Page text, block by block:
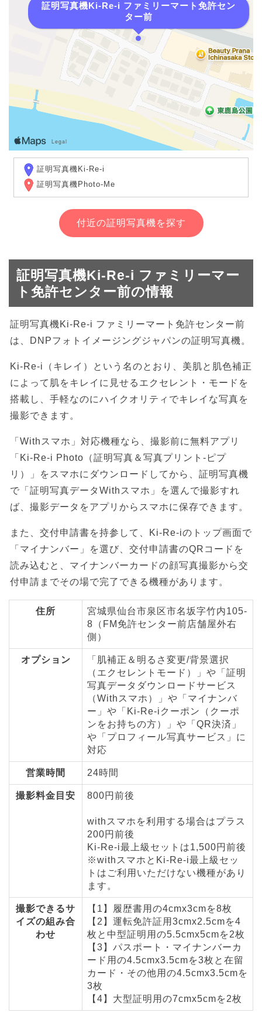
証明写真機Ki-Re-i ファミリーマート免許セン
ター前
証明写真機Ki-Re-i
証明写真機Photo-Me
付近の証明写真機を探す
証明写真機Ki-Re-i ファミリーマー
ト免許センター前の情報
証明写真機Ki-Re-i ファミリーマート免許センター前
は、DNPフォトイメージングジャパンの証明写真機。
Ki-Re-i（キレイ）という名のとおり、美肌と肌色補正
によって肌をキレイに見せるエクセレント・モードを
搭載し、手軽なのにハイクオリティでキレイな写真を
撮影できます。
「Withスマホ」対応機種なら、撮影前に無料アプリ
「Ki-Re-i Photo（証明写真＆写真プリント-ピプ
リ）」をスマホにダウンロードしてから、証明写真機
で「証明写真データWithスマホ」を選んで撮影すれ
ば、撮影データをアプリからスマホに保存できます。
また、交付申請書を持参して、Ki-Re-iのトップ画面で
「マイナンバー」を選び、交付申請書のQRコードを
読み込むと、マイナンバーカードの顔写真撮影から交
付申請までその場で完了できる機種があります。
住所
宮城県仙台市泉区市名坂字竹内105-
8（FM免許センター前店舗屋外右
側）
オプション
「肌補正＆明るさ変更/背景選択
（エクセレントモード）」や「証明
写真データダウンロードサービス
（Withスマホ）」や「マイナンバ
ー」や「Ki-Re-iクーポン（クーポ
ンをお持ちの方）」や「QR決済」
や「プロフィール写真サービス」に
対応
営業時間 24時間
撮影料金目安 800円前後
withスマホを利用する場合はプラス
200円前後
Ki-Re-i最上級セットは1,500円前後
※withスマホとKi-Re-i最上級セッ
トはご利用いただけない機種があり
ます。
撮影できるサ
イズの組み合
わせ
【1】履歴書用の4cmx3cmを8枚
【2】運転免許証用3cmx2.5cmを4
枚と中型証明用の5.5cmx5cmを2枚
【3】パスポート・マイナンバーカ
ード用の4.5cmx3.5cmを3枚と在留
カード・その他用の4.5cmx3.5cmを
3枚
【4】大型証明用の7cmx5cmを2枚